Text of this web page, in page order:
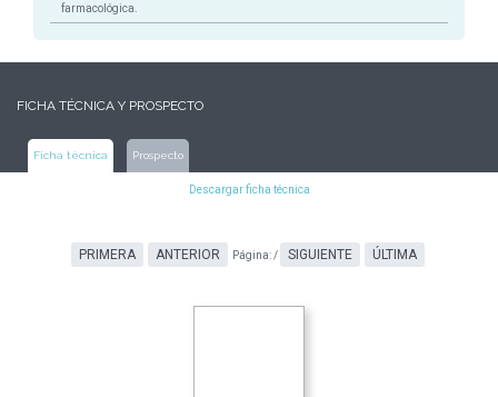
farmacológica.
FICHA TÉCNICA Y PROSPECTO
Ficha técnica Prospecto
Descargar ficha técnica
PRIMERA ANTERIOR Página:/ SIGUIENTE ÚLTIMA